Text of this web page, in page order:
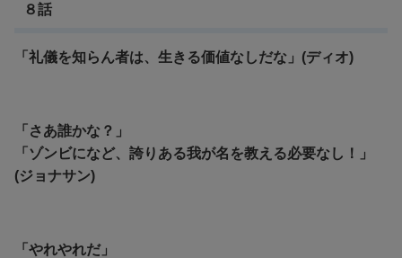
８話
「礼儀を知らん者は、生きる価値なしだな」(ディオ)
「さあ誰かな？」
「ゾンビになど、誇りある我が名を教える必要なし！」
(ジョナサン)
「やれやれだ」